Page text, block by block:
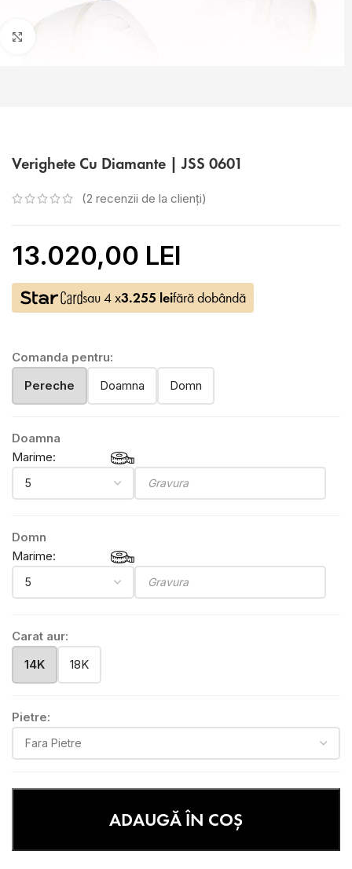
Verighete Cu Diamante | JSS 0601
(2 recenzii de la clienți)
13.020,00 LEI
sau 4 x3.255 leifără dobândă
Comanda pentru:
Pereche
Doamna Domn
Doamna
Marime:
Domn
Marime:
Carat aur:
14K
18K
Pietre:
ADAUGĂ ÎN COȘ